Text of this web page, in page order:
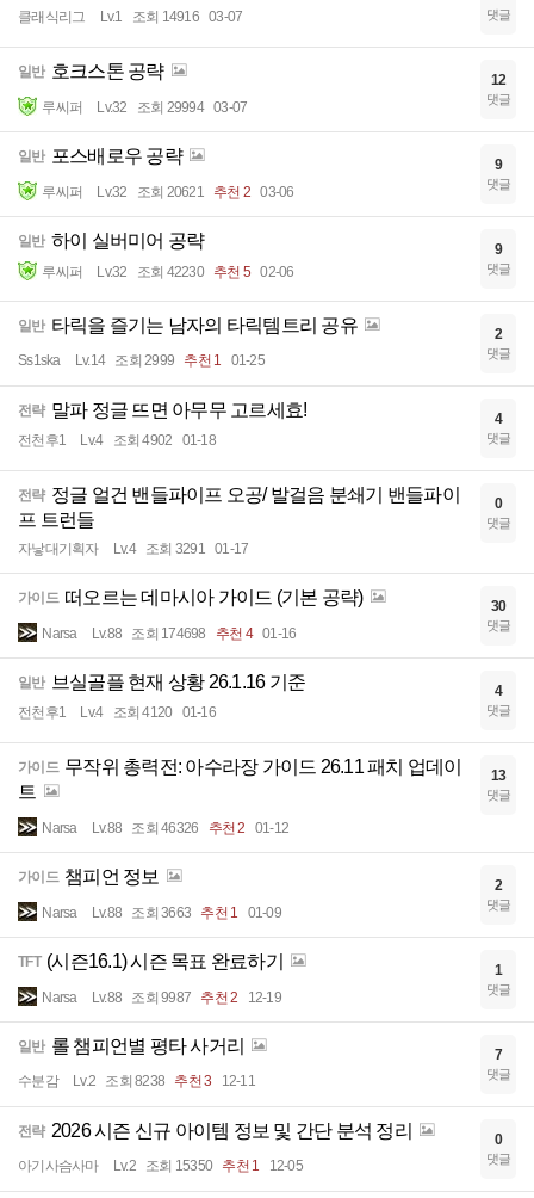
클래식리그 Lv.1 조회 14916 03-07 댓글
일반 호크스톤 공략
루씨퍼 Lv.32 조회 29994 03-07
12
댓글
일반 포스배로우 공략
루씨퍼 Lv.32 조회 20621 추천 2 03-06
9
댓글
일반 하이 실버미어 공략
루씨퍼 Lv.32 조회 42230 추천 5 02-06
9
댓글
일반 타릭을 즐기는 남자의 타릭템트리 공유
Ss1ska Lv.14 조회 2999 추천 1 01-25
2
댓글
전략 말파 정글 뜨면 아무무 고르세효!
전천후1 Lv.4 조회 4902 01-18
4
댓글
전략 정글 얼건 밴들파이프 오공/ 발걸음 분쇄기 밴들파이
프 트런들
자낳대기획자 Lv.4 조회 3291 01-17
0
댓글
가이드 떠오르는 데마시아 가이드 (기본 공략)
Narsa Lv.88 조회 174698 추천 4 01-16
30
댓글
일반 브실골플 현재 상황 26.1.16 기준
전천후1 Lv.4 조회 4120 01-16
4
댓글
가이드 무작위 총력전: 아수라장 가이드 26.11 패치 업데이
트
Narsa Lv.88 조회 46326 추천 2 01-12
13
댓글
가이드 챔피언 정보
Narsa Lv.88 조회 3663 추천 1 01-09
2
댓글
TFT (시즌16.1) 시즌 목표 완료하기
Narsa Lv.88 조회 9987 추천 2 12-19
1
댓글
일반 롤 챔피언별 평타 사거리
수분감 Lv.2 조회 8238 추천 3 12-11
7
댓글
전략 2026 시즌 신규 아이템 정보 및 간단 분석 정리
아기사슴사마 Lv.2 조회 15350 추천 1 12-05
0
댓글